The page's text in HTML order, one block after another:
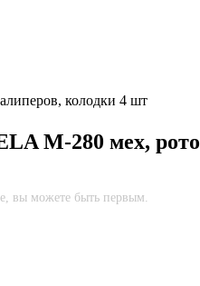
колодки 4 шт
M-280 мех,
вы можете быть первым.